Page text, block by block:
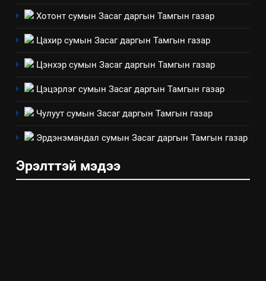
Хотонт сумын Засаг даргын Тамгын газар
Цахир сумын Засаг даргын Тамгын газар
Цэнхэр сумын Засаг даргын Тамгын газар
Цэцэрлэг сумын Засаг даргын Тамгын газар
Чулуут сумын Засаг даргын Тамгын газар
Эрдэнэмандал сумын Засаг даргын Тамгын газар
Эрэлттэй мэдээ